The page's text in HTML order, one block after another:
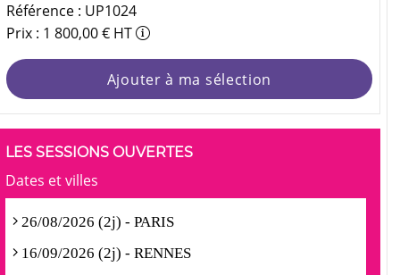
Référence : UP1024
Prix : 1 800,00 € HT
Ajouter à ma sélection
LES SESSIONS OUVERTES
Dates et villes
26/08/2026 (2j) - PARIS
16/09/2026 (2j) - RENNES